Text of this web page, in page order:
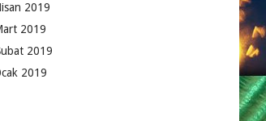
2019
2019
2019
2019